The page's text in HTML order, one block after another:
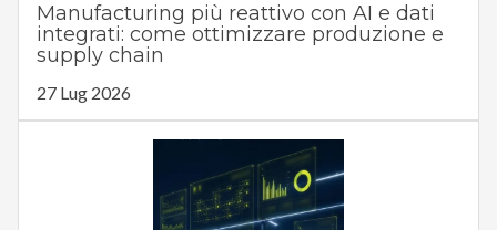
Manufacturing più reattivo con AI e dati
integrati: come ottimizzare produzione e
supply chain
27 Lug 2026